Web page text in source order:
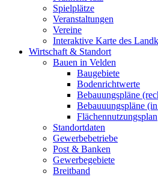
Spielplätze
Veranstaltungen
Vereine
Interaktive Karte des
Wirtschaft & Standort
Bauen in Velden
Baugebiete
Bodenrichtwerte
Bebauungspläne
Bebauuungspläne
Flächennutzungsplan
Standortdaten
Gewerbebetriebe
Post & Banken
Gewerbegebiete
Breitband